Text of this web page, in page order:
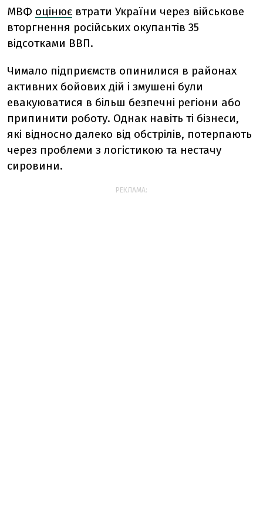
МВФ оцінює втрати України через військове
вторгнення російських окупантів 35
відсотками ВВП.
Чимало підприємств опинилися в районах
активних бойових дій і змушені були
евакуюватися в більш безпечні регіони або
припинити роботу. Однак навіть ті бізнеси,
які відносно далеко від обстрілів, потерпають
через проблеми з логістикою та нестачу
сировини.
РЕКЛАМА: